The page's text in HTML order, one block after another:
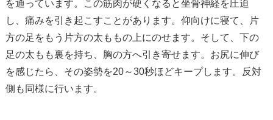
を通っています。この筋肉が硬くなると坐骨神経を圧迫
し、痛みを引き起こすことがあります。仰向けに寝て、片
方の足をもう片方の太ももの上にのせます。そして、下の
足の太もも裏を持ち、胸の方へ引き寄せます。お尻に伸び
を感じたら、その姿勢を20～30秒ほどキープします。反対
側も同様に行います。